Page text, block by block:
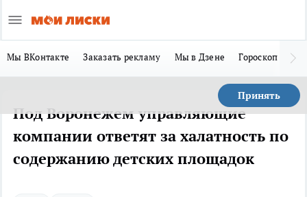
Мы ВКонтакте Заказать рекламу Мы в Дзене Гороскоп
Принять
Под Воронежем управляющие
компании ответят за халатность по
содержанию детских площадок